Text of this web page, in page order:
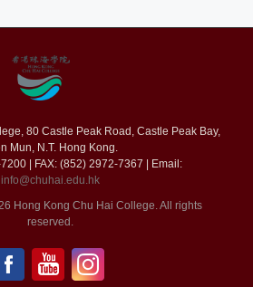
80 Castle Peak Road, Castle Peak Bay,
Mun, N.T. Hong Kong.
| FAX: (852) 2972-7367 | Email:
info@chuhai.edu.hk
Hong Kong Chu Hai College. All rights
reserved.